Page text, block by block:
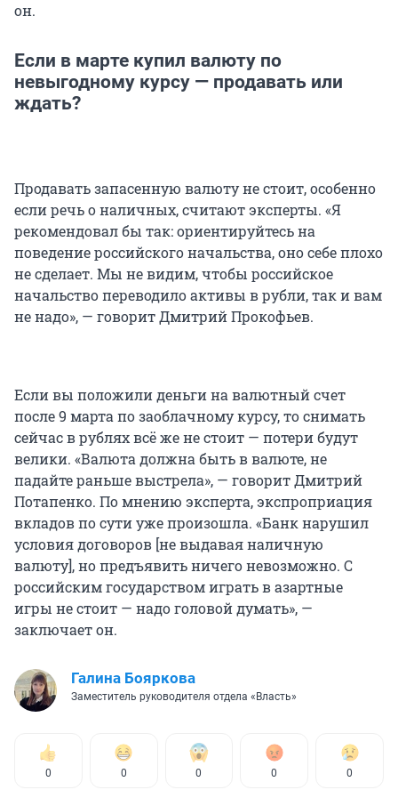
он.
Если в марте купил валюту по
невыгодному курсу — продавать или
ждать?
Продавать запасенную валюту не стоит, особенно
если речь о наличных, считают эксперты. «Я
рекомендовал бы так: ориентируйтесь на
поведение российского начальства, оно себе плохо
не сделает. Мы не видим, чтобы российское
начальство переводило активы в рубли, так и вам
не надо», — говорит Дмитрий Прокофьев.
Если вы положили деньги на валютный счет
после 9 марта по заоблачному курсу, то снимать
сейчас в рублях всё же не стоит — потери будут
велики. «Валюта должна быть в валюте, не
падайте раньше выстрела», — говорит Дмитрий
Потапенко. По мнению эксперта, экспроприация
вкладов по сути уже произошла. «Банк нарушил
условия договоров [не выдавая наличную
валюту], но предъявить ничего невозможно. С
российским государством играть в азартные
игры не стоит — надо головой думать», —
заключает он.
Галина Бояркова
Заместитель руководителя отдела «Власть»
0 0 0 0 0